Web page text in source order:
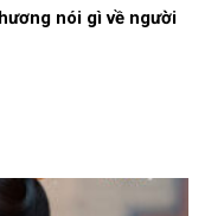
nói gì về người